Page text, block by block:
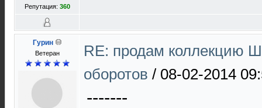
Репутация: 360
Гурин
Ветеран
RE: продам коллекцию
оборотов / 08-02-2014
-------